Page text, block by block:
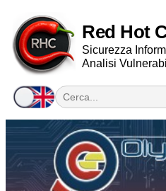
Red Hot
Sicurezza
Analisi